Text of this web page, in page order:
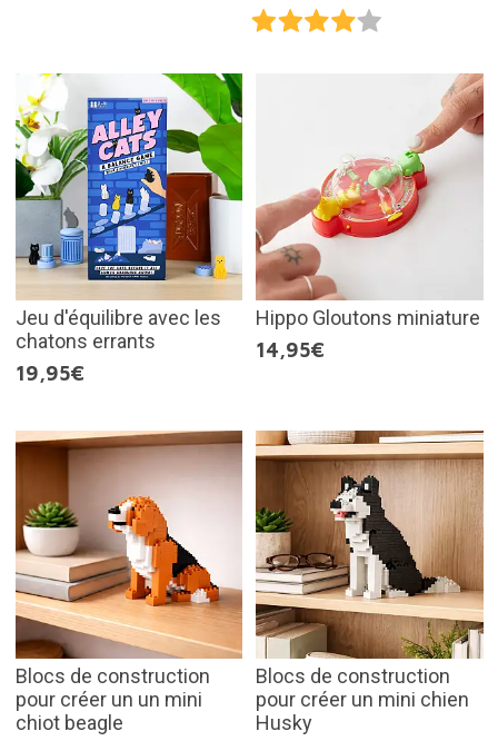
Jeu d'équilibre avec les
chatons errants
19,95€
Hippo Gloutons miniature
14,95€
Blocs de construction
pour créer un un mini
chiot beagle
Blocs de construction
pour créer un mini chien
Husky